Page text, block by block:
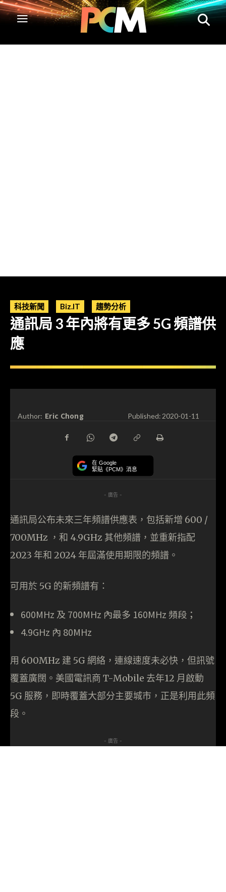
科技新聞 Biz.IT 趨勢分析
通訊局 3 年內將有更多 5G 頻譜供
應
Author: Eric Chong Published:2020-01-11
在 Google
緊貼《PCM》消息
- 廣告 -
通訊局公布未來三年頻譜供應表，包括新增 600 /
700MHz ，和 4.9GHz 其他頻譜，並重新指配
2023 年和 2024 年屆滿使用期限的頻譜。
可用於 5G 的新頻譜有：
600MHz 及 700MHz 內最多 160MHz 頻段；
4.9GHz 內 80MHz
用 600MHz 建 5G 網絡，連線速度未必快，但訊號
覆蓋廣闊。美國電訊商 T-Mobile 去年12 月啟動
5G 服務，即時覆蓋大部分主要城市，正是利用此頻
段。
- 廣告 -